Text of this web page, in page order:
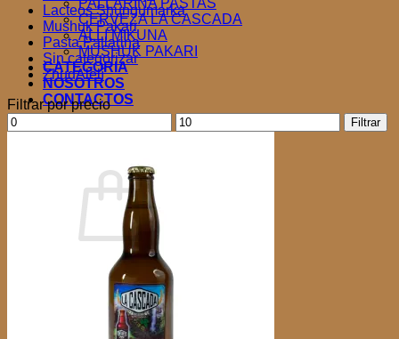
PALLARINA PASTAS
CERVEZA LA CASCADA
ALLI MIKUNA
MUSHUK PAKARI
CATEGORIA
NOSOTROS
CONTACTOS
Acceder
No hay productos en el carrito.
Volver a la tienda
Lacteos Shungumarka
Mushuk Pakari
Pasta Pallarina
Sin categorizar
ZhudAlelí
Filtrar por precio
Precio
mínimo
Precio
máximo
Filtrar